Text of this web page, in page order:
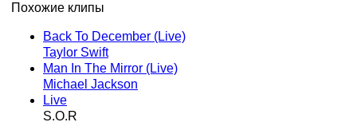
Похожие клипы
Back To December (Live)
Taylor Swift
Man In The Mirror (Live)
Michael Jackson
Live
S.O.R